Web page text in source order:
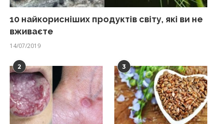
10 найкорисніших продуктів світу, які ви не
вживаєте
14/07/2019
2 3